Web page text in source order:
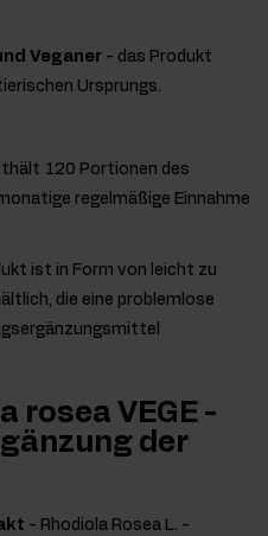
Veganer - das Produkt
Ursprungs.
120 Portionen des
regelmäßige Einnahme
ist in Form von leicht zu
die eine problemlose
rosea VEGE -
der
- Rhodiola Rosea L. -